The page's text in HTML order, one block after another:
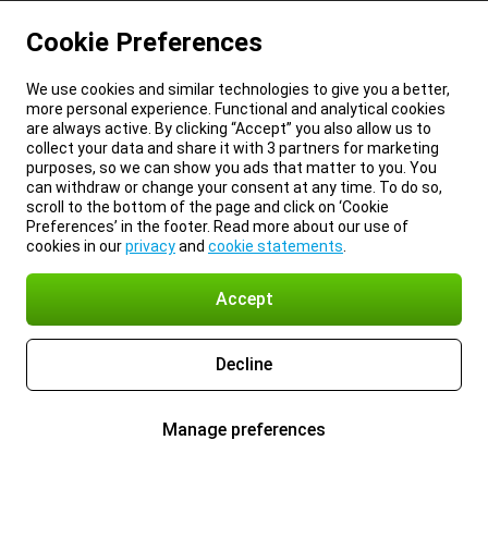
Cookie Preferences
We use cookies and similar technologies to give you a better,
more personal experience. Functional and analytical cookies
are always active. By clicking “Accept” you also allow us to
collect your data and share it with 3 partners for marketing
purposes, so we can show you ads that matter to you. You
can withdraw or change your consent at any time. To do so,
scroll to the bottom of the page and click on ‘Cookie
Preferences’ in the footer. Read more about our use of
cookies in ourprivacyand cookie statements
Accept
Decline
Manage preferences